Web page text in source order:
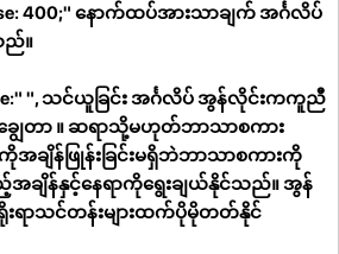
400;" နောက်ထပ်အားသာချက် အင်္ဂလိပ်
။
", သင်ယူခြင်း အင်္ဂလိပ် အွန်လိုင်းကကူညီ
ျွေတာ ။ ဆရာသို့မဟုတ်ဘာသာစကား
ကိုအချိန်ဖြုန်းခြင်းမရှိဘဲဘာသာစကားကို
ျိန်နှင့်နေရာကိုရွေးချယ်နိုင်သည်။ အွန်
းရာသင်တန်းများထက်ပိုမိုတတ်နိုင်